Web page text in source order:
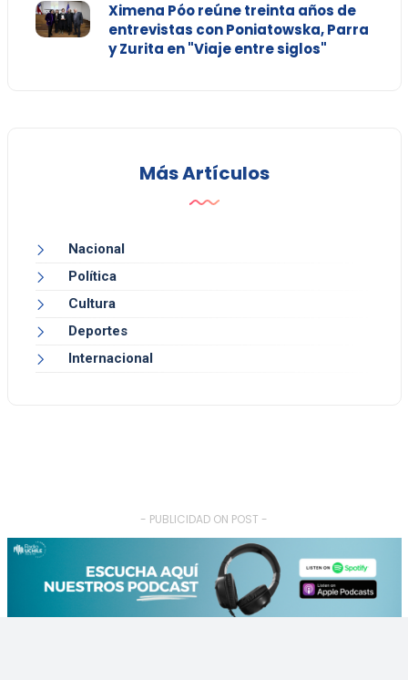
Ximena Póo reúne treinta años de
entrevistas con Poniatowska, Parra
y Zurita en "Viaje entre siglos"
Más Artículos
Nacional
Política
Cultura
Deportes
Internacional
- PUBLICIDAD ON POST -